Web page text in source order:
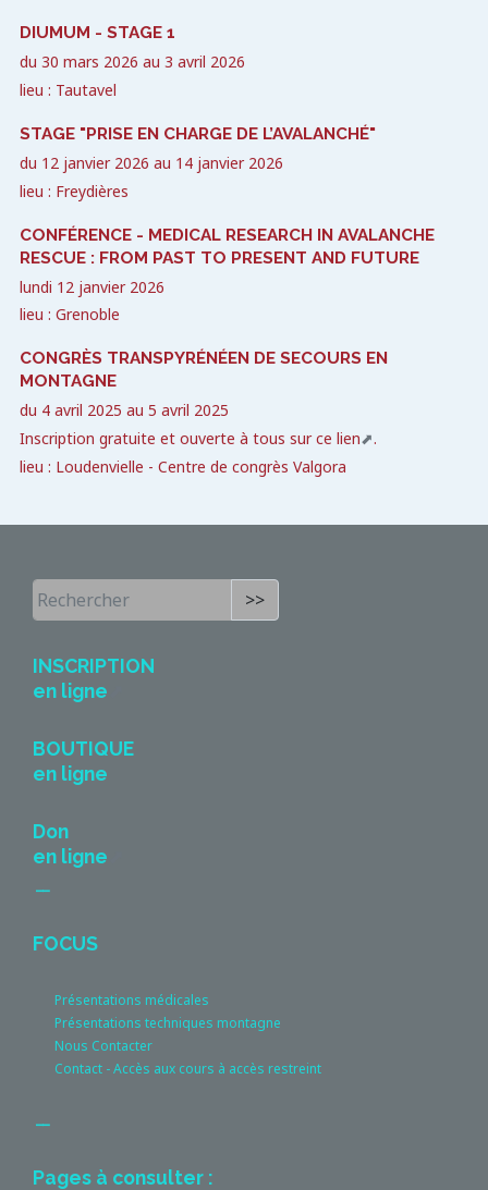
>>
INSCRIPTION
en ligne
BOUTIQUE
en ligne
Don
en ligne
FOCUS
Présentations médicales
Présentations techniques montagne
Nous Contacter
Contact - Accès aux cours à accès restreint
Pages à consulter :
DIUMUM - STAGE 1
du 30 mars 2026 au 3 avril 2026
lieu : Tautavel
STAGE "PRISE EN CHARGE DE L’AVALANCHÉ"
du 12 janvier 2026 au 14 janvier 2026
lieu : Freydières
CONFÉRENCE - MEDICAL RESEARCH IN AVALANCHE
RESCUE : FROM PAST TO PRESENT AND FUTURE
lundi 12 janvier 2026
lieu : Grenoble
CONGRÈS TRANSPYRÉNÉEN DE SECOURS EN
MONTAGNE
du 4 avril 2025 au 5 avril 2025
Inscription gratuite et ouverte à tous surce lien
.
lieu : Loudenvielle - Centre de congrès Valgora